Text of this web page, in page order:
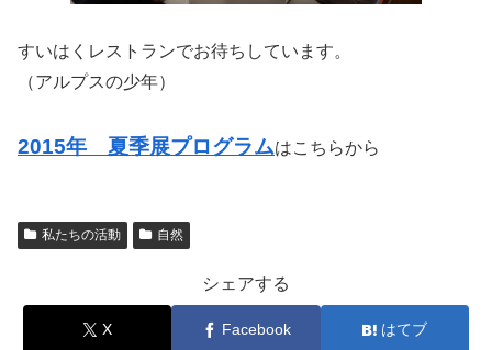
すいはくレストランでお待ちしています。
（アルプスの少年）
2015年 夏季展プログラムはこちらから
私たちの活動 自然
シェアする
X Facebook はてブ